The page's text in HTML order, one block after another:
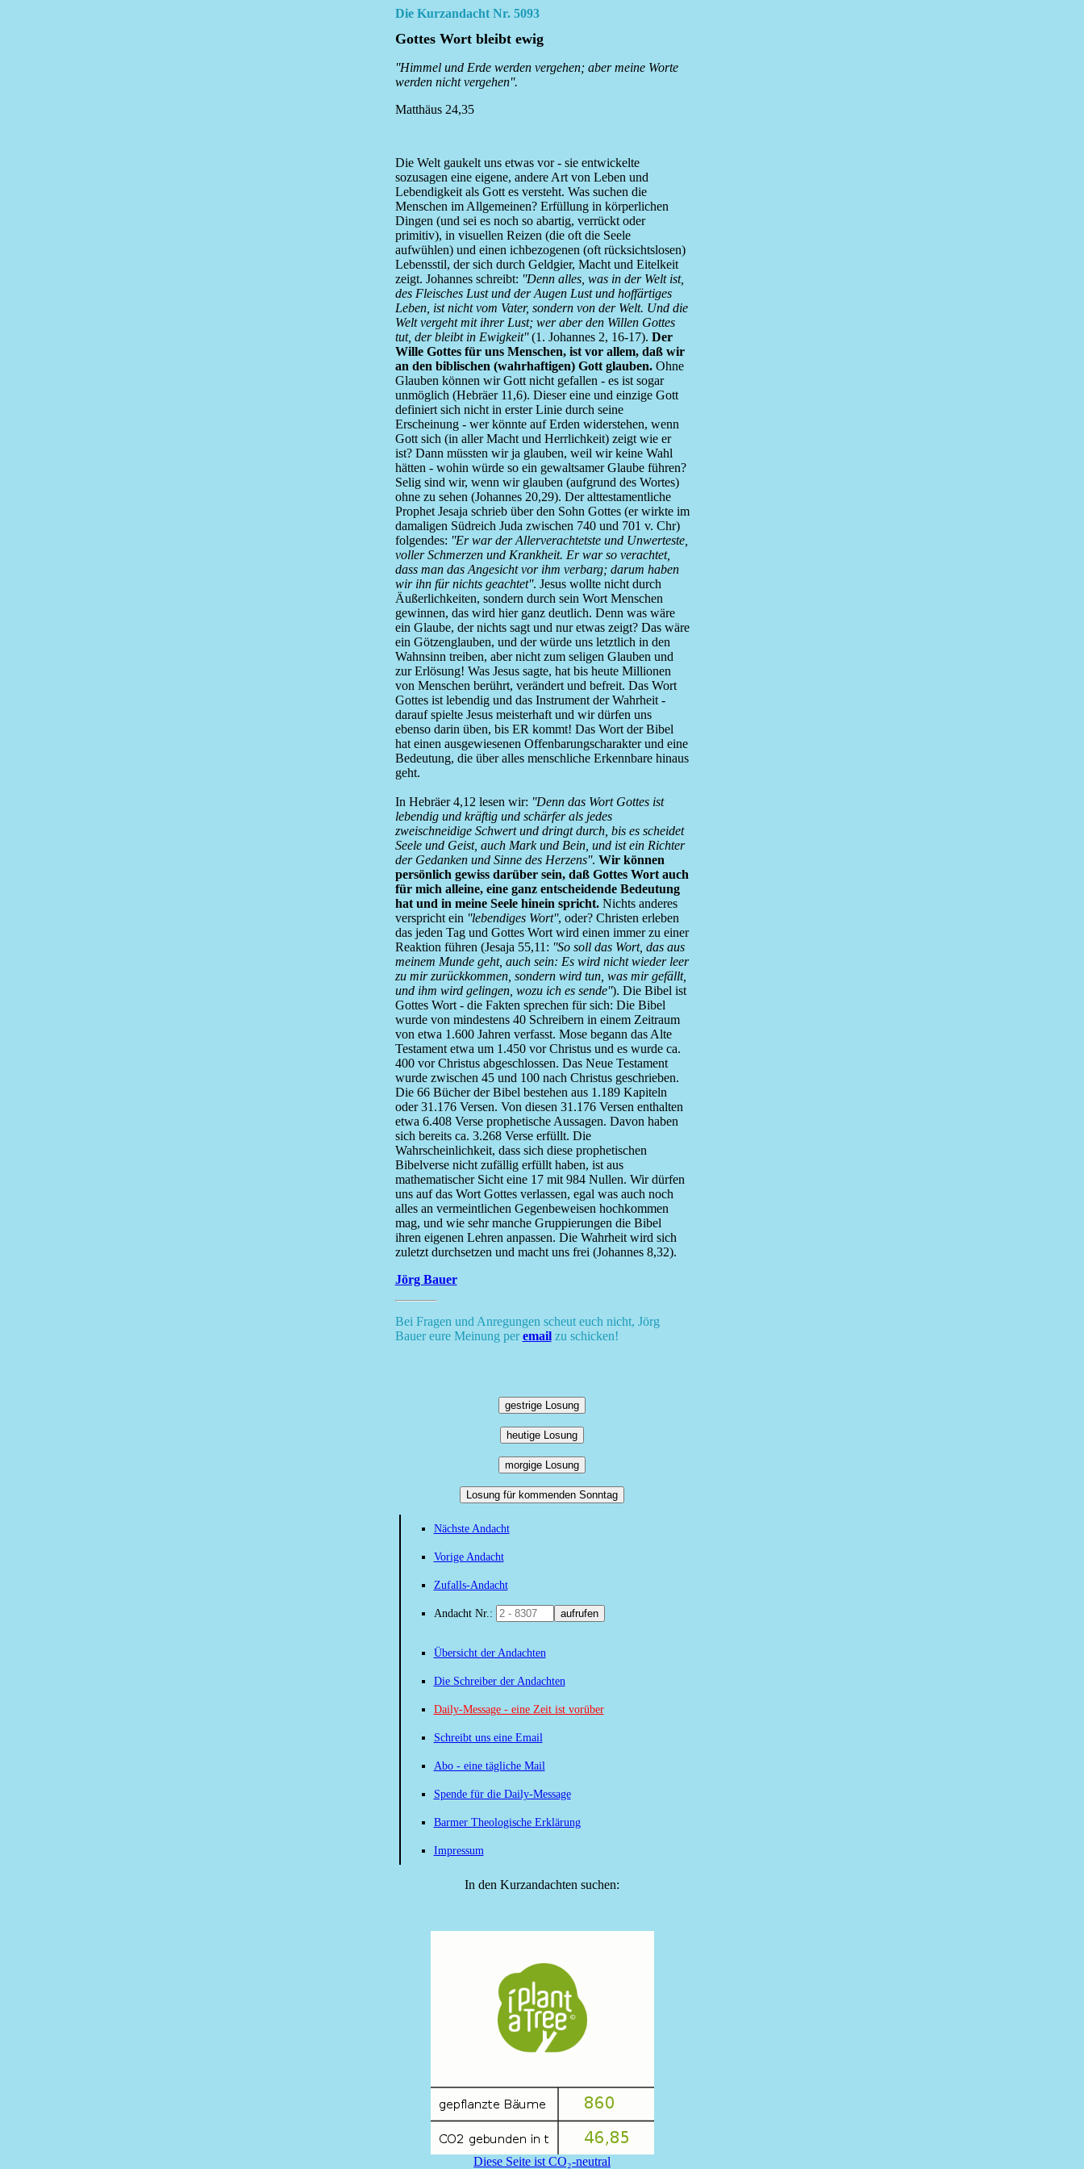
Die Kurzandacht Nr. 5093
Gottes Wort bleibt ewig
''Himmel und Erde werden vergehen; aber meine Worte
werden nicht vergehen''.
Matthäus 24,35
Die Welt gaukelt uns etwas vor - sie entwickelte
sozusagen eine eigene, andere Art von Leben und
Lebendigkeit als Gott es versteht. Was suchen die
Menschen im Allgemeinen? Erfüllung in körperlichen
Dingen (und sei es noch so abartig, verrückt oder
primitiv), in visuellen Reizen (die oft die Seele
aufwühlen) und einen ichbezogenen (oft rücksichtslosen)
Lebensstil, der sich durch Geldgier, Macht und Eitelkeit
zeigt. Johannes schreibt: ''Denn alles, was in der Welt ist,
des Fleisches Lust und der Augen Lust und hoffärtiges
Leben, ist nicht vom Vater, sondern von der Welt. Und die
Welt vergeht mit ihrer Lust; wer aber den Willen Gottes
tut, der bleibt in Ewigkeit''(1. Johannes 2, 16-17). Der
Wille Gottes für uns Menschen, ist vor allem, daß wir
an den biblischen (wahrhaftigen) Gott glauben.Ohne
Glauben können wir Gott nicht gefallen - es ist sogar
unmöglich (Hebräer 11,6). Dieser eine und einzige Gott
definiert sich nicht in erster Linie durch seine
Erscheinung - wer könnte auf Erden widerstehen, wenn
Gott sich (in aller Macht und Herrlichkeit) zeigt wie er
ist? Dann müssten wir ja glauben, weil wir keine Wahl
hätten - wohin würde so ein gewaltsamer Glaube führen?
Selig sind wir, wenn wir glauben (aufgrund des Wortes)
ohne zu sehen (Johannes 20,29). Der alttestamentliche
Prophet Jesaja schrieb über den Sohn Gottes (er wirkte im
damaligen Südreich Juda zwischen 740 und 701 v. Chr)
folgendes: ''Er war der Allerverachtetste und Unwerteste,
voller Schmerzen und Krankheit. Er war so verachtet,
dass man das Angesicht vor ihm verbarg; darum haben
wir ihn für nichts geachtet''. Jesus wollte nicht durch
Äußerlichkeiten, sondern durch sein Wort Menschen
gewinnen, das wird hier ganz deutlich. Denn was wäre
ein Glaube, der nichts sagt und nur etwas zeigt? Das wäre
ein Götzenglauben, und der würde uns letztlich in den
Wahnsinn treiben, aber nicht zum seligen Glauben und
zur Erlösung! Was Jesus sagte, hat bis heute Millionen
von Menschen berührt, verändert und befreit. Das Wort
Gottes ist lebendig und das Instrument der Wahrheit -
darauf spielte Jesus meisterhaft und wir dürfen uns
ebenso darin üben, bis ER kommt! Das Wort der Bibel
hat einen ausgewiesenen Offenbarungscharakter und eine
Bedeutung, die über alles menschliche Erkennbare hinaus
geht.
In Hebräer 4,12 lesen wir: ''Denn das Wort Gottes ist
lebendig und kräftig und schärfer als jedes
zweischneidige Schwert und dringt durch, bis es scheidet
Seele und Geist, auch Mark und Bein, und ist ein Richter
der Gedanken und Sinne des Herzens''. Wir können
persönlich gewiss darüber sein, daß Gottes Wort auch
für mich alleine, eine ganz entscheidende Bedeutung
hat und in meine Seele hinein spricht.Nichts anderes
verspricht ein ''lebendiges Wort'', oder? Christen erleben
das jeden Tag und Gottes Wort wird einen immer zu einer
Reaktion führen (Jesaja 55,11: ''So soll das Wort, das aus
meinem Munde geht, auch sein: Es wird nicht wieder leer
zu mir zurückkommen, sondern wird tun, was mir gefällt,
und ihm wird gelingen, wozu ich es sende''). Die Bibel ist
Gottes Wort - die Fakten sprechen für sich: Die Bibel
wurde von mindestens 40 Schreibern in einem Zeitraum
von etwa 1.600 Jahren verfasst. Mose begann das Alte
Testament etwa um 1.450 vor Christus und es wurde ca.
400 vor Christus abgeschlossen. Das Neue Testament
wurde zwischen 45 und 100 nach Christus geschrieben.
Die 66 Bücher der Bibel bestehen aus 1.189 Kapiteln
oder 31.176 Versen. Von diesen 31.176 Versen enthalten
etwa 6.408 Verse prophetische Aussagen. Davon haben
sich bereits ca. 3.268 Verse erfüllt. Die
Wahrscheinlichkeit, dass sich diese prophetischen
Bibelverse nicht zufällig erfüllt haben, ist aus
mathematischer Sicht eine 17 mit 984 Nullen. Wir dürfen
uns auf das Wort Gottes verlassen, egal was auch noch
alles an vermeintlichen Gegenbeweisen hochkommen
mag, und wie sehr manche Gruppierungen die Bibel
ihren eigenen Lehren anpassen. Die Wahrheit wird sich
zuletzt durchsetzen und macht uns frei (Johannes 8,32).
Jörg Bauer
Bei Fragen und Anregungen scheut euch nicht, Jörg
Bauer eure Meinung peremailzu schicken!
gestrige Losung
heutige Losung
morgige Losung
Losung für kommenden Sonntag
Nächste Andacht
Vorige Andacht
Zufalls-Andacht
Andacht Nr.: aufrufen
Übersicht der Andachten
Die Schreiber der Andachten
Daily-Message - eine Zeit ist vorüber
Schreibt uns eine Email
Abo - eine tägliche Mail
Spende für die Daily-Message
Barmer Theologische Erklärung
Impressum
In den Kurzandachten suchen:
Diese Seite ist CO₂-neutral